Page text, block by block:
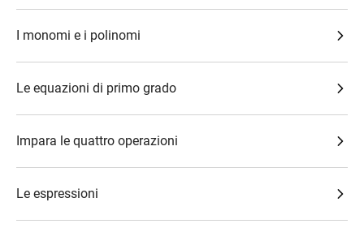
I monomi e i polinomi
Le equazioni di primo grado
Impara le quattro operazioni
Le espressioni